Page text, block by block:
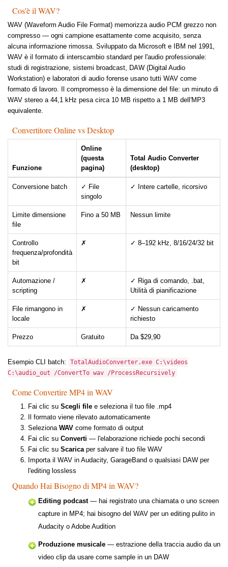
Cos'è il WAV?
WAV (Waveform Audio File Format) memorizza audio PCM grezzo non
compresso — ogni campione esattamente come acquisito, senza
alcuna informazione rimossa. Sviluppato da Microsoft e IBM nel 1991,
WAV è il formato di interscambio standard per l'audio professionale:
studi di registrazione, sistemi broadcast, DAW (Digital Audio
Workstation) e laboratori di audio forense usano tutti WAV come
formato di lavoro. Il compromesso è la dimensione del file: un minuto di
WAV stereo a 44,1 kHz pesa circa 10 MB rispetto a 1 MB dell'MP3
equivalente.
Convertitore Online vs Desktop
Funzione
Online
(questa
pagina)
Total Audio Converter
(desktop)
Conversione batch
✓ File
singolo
✓ Intere cartelle, ricorsivo
Limite dimensione
file
Fino a 50 MB Nessun limite
Controllo
frequenza/profondità
bit
✗ ✓ 8–192 kHz, 8/16/24/32 bit
Automazione /
scripting
✗
✓ Riga di comando, .bat,
Utilità di pianificazione
File rimangono in
locale
✗
✓ Nessun caricamento
richiesto
Prezzo Gratuito Da $29,90
Esempio CLI batch:
TotalAudioConverter.exe C:\videos
C:\audio_out /ConvertTo wav /ProcessRecursively
Come Convertire MP4 in WAV
Fai clic su Scegli file e seleziona il tuo file .mp4
Il formato viene rilevato automaticamente
Seleziona WAV come formato di output
Fai clic su Converti — l'elaborazione richiede pochi secondi
Fai clic su Scaricaper salvare il tuo file WAV
Importa il WAV in Audacity, GarageBand o qualsiasi DAW per
l'editing lossless
Quando Hai Bisogno di MP4 in WAV?
Editing podcast— hai registrato una chiamata o uno screen
capture in MP4; hai bisogno del WAV per un editing pulito in
Audacity o Adobe Audition
Produzione musicale — estrazione della traccia audio da un
video clip da usare come sample in un DAW